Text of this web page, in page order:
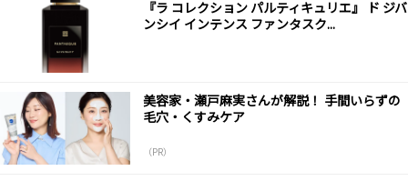
『ラ コレクション パルティキュリエ』 ド ジバ
ンシイ インテンス ファンタスク...
美容家・瀬戸麻実さんが解説！ 手間いらずの
毛穴・くすみケア
（PR）